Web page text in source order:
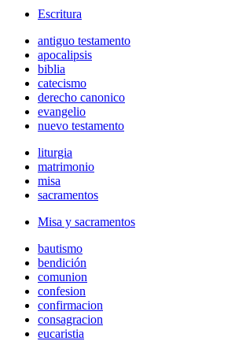
Escritura
antiguo testamento
apocalipsis
biblia
catecismo
derecho canonico
evangelio
nuevo testamento
liturgia
matrimonio
misa
sacramentos
Misa y sacramentos
bautismo
bendición
comunion
confesion
confirmacion
consagracion
eucaristia